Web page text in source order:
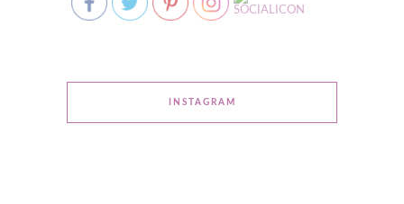
INSTAGRAM